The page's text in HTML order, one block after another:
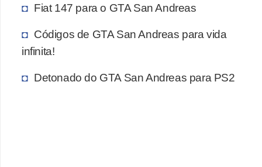
Fiat 147 para o GTA San Andreas
Códigos de GTA San Andreas para vida
infinita!
Detonado do GTA San Andreas para PS2